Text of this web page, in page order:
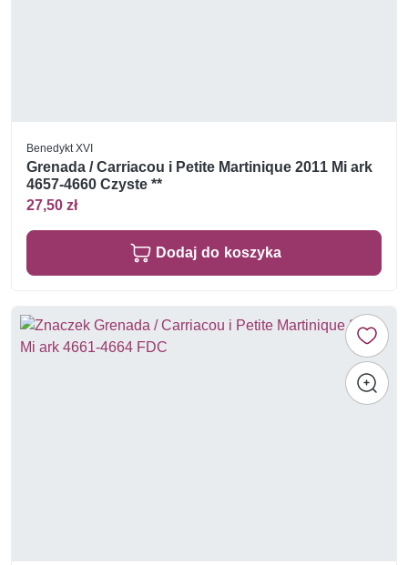
Benedykt XVI
Grenada / Carriacou i Petite Martinique 2011 Mi ark
4657-4660 Czyste **
27,50 zł
Dodaj do koszyka